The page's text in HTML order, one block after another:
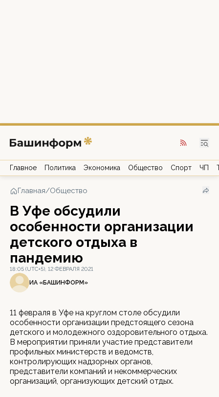
Главное Политика Экономика Общество Спорт ЧП
Главная/Общество
В Уфе обсудили
особенности организации
детского отдыха в
пандемию
18:05 (UTC+5), 12 ФЕВРАЛЯ 2021
ИА «БАШИНФОРМ»
11 февраля в Уфе на круглом столе обсудили
особенности организации предстоящего сезона
детского и молодежного оздоровительного отдыха.
В мероприятии приняли участие представители
профильных министерств и ведомств,
контролирующих надзорных органов,
представители компаний и некоммерческих
организаций, организующих детский отдых.